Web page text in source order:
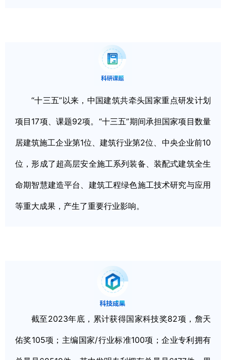
“十三五”以来，中国建筑共牵头国家重点研发计划
项目17项、课题92项。“十三五”期间承担国家项目数量
居建筑施工企业第1位、建筑行业第2位、中央企业前10
位，形成了超高层安全施工系列装备、装配式建筑全生
命期智慧建造平台、建筑工程绿色施工技术研究与应用
等重大成果，产生了重要行业影响。
截至2023年底，累计获得国家科技奖82项，詹天
佑奖105项；主编国家/行业标准100项；企业专利拥有